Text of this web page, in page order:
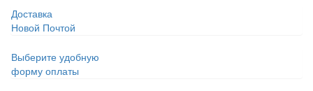
Доставка
Новой Почтой
Выберите удобную
форму оплаты